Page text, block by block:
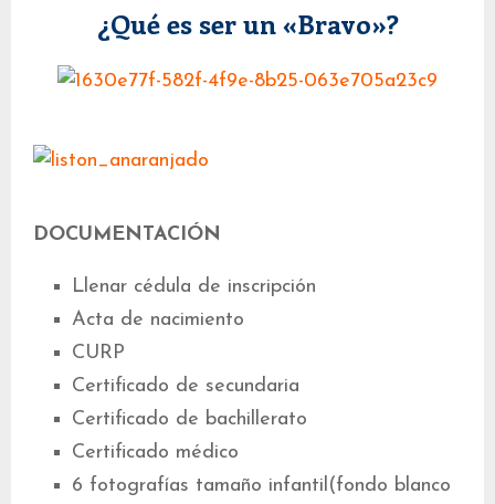
¿Qué es ser un «Bravo»?
DOCUMENTACIÓN
Llenar cédula de inscripción
Acta de nacimiento
CURP
Certificado de secundaria
Certificado de bachillerato
Certificado médico
6 fotografías tamaño infantil(fondo blanco